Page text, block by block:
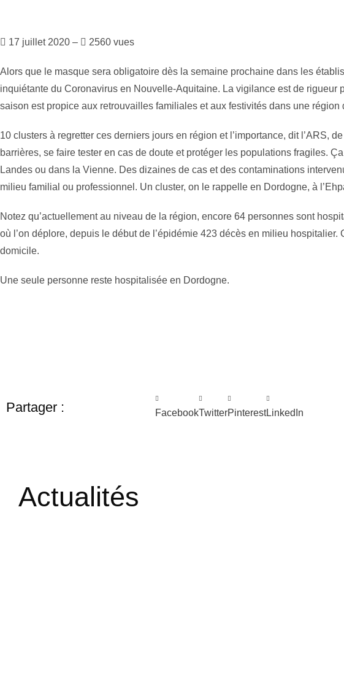
17 juillet 2020 – 2560 vues
Alors que le masque sera obligatoire dès la semaine prochaine dans les
inquiétante du Coronavirus en Nouvelle-Aquitaine. La vigilance est de rigueur
saison est propice aux retrouvailles familiales et aux festivités dans une région
10 clusters à regretter ces derniers jours en région et l’importance, dit l’ARS,
barrières, se faire tester en cas de doute et protéger les populations fragiles.
Landes ou dans la Vienne. Des dizaines de cas et des contaminations
milieu familial ou professionnel. Un cluster, on le rappelle en Dordogne, à
Notez qu’actuellement au niveau de la région, encore 64 personnes sont
où l’on déplore, depuis le début de l’épidémie 423 décès en milieu
domicile.
Une seule personne reste hospitalisée en Dordogne.
Partager : FacebookTwitterPinterestLinkedIn
Actualités